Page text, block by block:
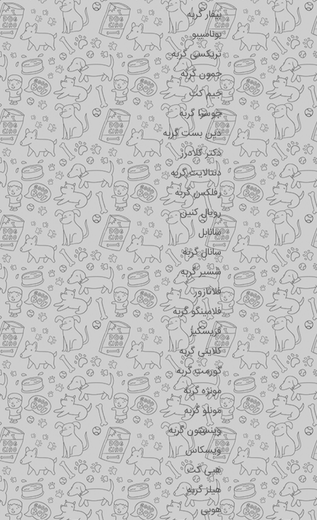
بیفار گربه
بوناسیبو
تریکسی گربه
جمون گربه
جیم کت
جوسرا گربه
دین بست گربه
دکتر کلادرز
دنتالایت گربه
رفلکس گربه
رویال کنین
سانابل
سانال گربه
شسیر گربه
فلاتازور
فلامینگو گربه
فریسکیز
کلاینی گربه
گورمت گربه
مونژه گربه
مونلو گربه
وینستون گربه
ویسکاس
هپی کت
هیلز گربه
هوبی